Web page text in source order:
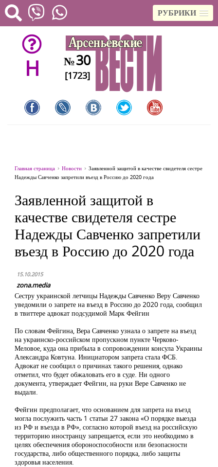
РУБРИКИ
H №30
[1723]
Главная страница Новости
Заявленной защитой в качестве свидетеля сестре
Надежды Савченко запретили въезд в Россию до 2020 года
Заявленной защитой в
качестве свидетеля сестре
Надежды Савченко запретили
въезд в Россию до 2020 года
15.10.2015
zona.media
Сестру украинской летчицы Надежды Савченко Веру Савченко
уведомили о запрете на въезд в Россию до 2020 года, сообщил
в твиттере адвокат подсудимой Марк Фейгин
По словам Фейгина, Вера Савченко узнала о запрете на въезд
на украинско-российском пропускном пункте Черково-
Меловое, куда она прибыла в сопровождении консула Украины
Александра Ковтуна. Инициатором запрета стала ФСБ.
Адвокат не сообщил о причинах такого решения, однако
отметил, что будет обжаловать его в суде. Ни одного
документа, утверждает Фейгин, на руки Вере Савченко не
выдали.
Фейгин предполагает, что основанием для запрета на въезд
могла послужить часть 1 статьи 27 закона «О порядке выезда
из РФ и въезда в РФ», согласно которой въезд на российскую
территорию иностранцу запрещается, если это необходимо в
целях обеспечения обороноспособности или безопасности
государства, либо общественного порядка, либо защиты
здоровья населения.